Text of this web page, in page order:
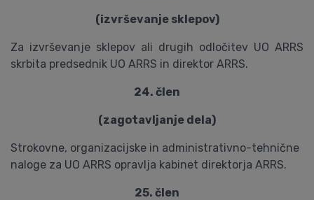
(izvrševanje sklepov)
Za izvrševanje sklepov ali drugih odločitev UO ARRS
skrbita predsednik UO ARRS in direktor ARRS.
24. člen
(zagotavljanje dela)
Strokovne, organizacijske in administrativno-tehnične
naloge za UO ARRS opravlja kabinet direktorja ARRS.
25. člen